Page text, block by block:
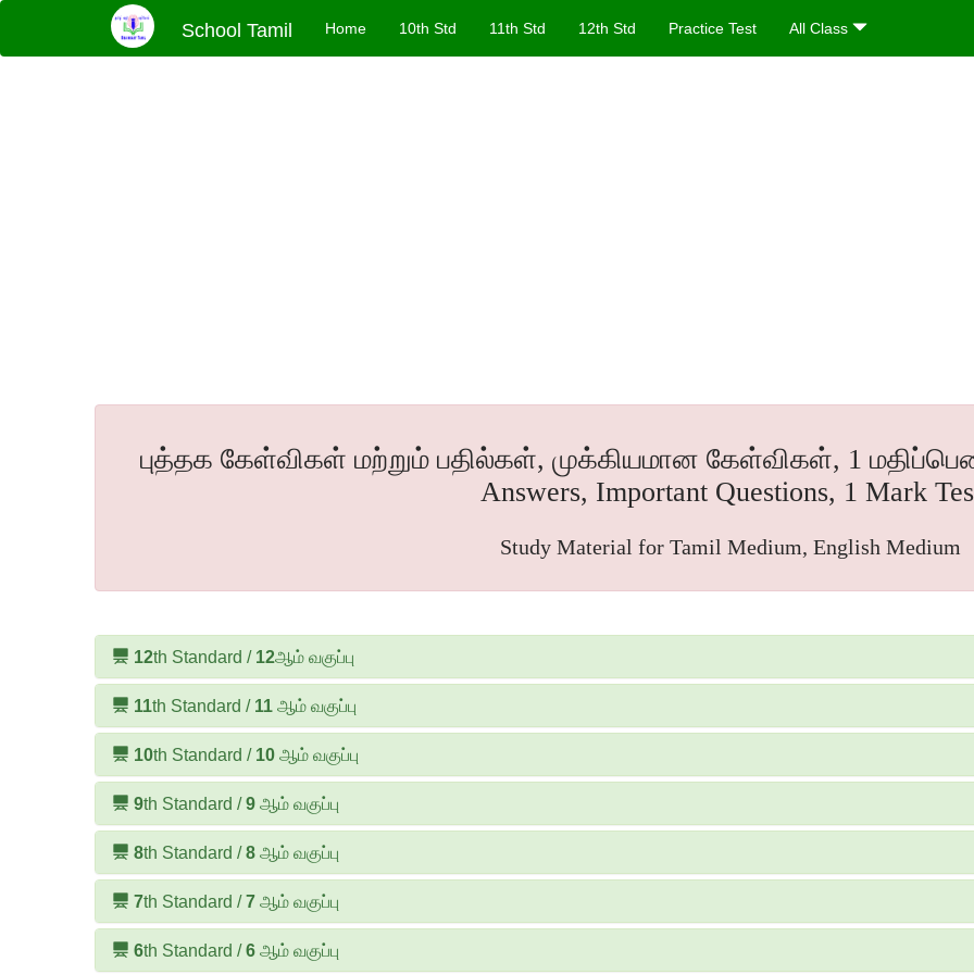
School Tamil Home 10th Std 11th Std 12th Std Practice Test All Class
புத்தக கேள்விகள் மற்றும் பதில்கள், முக்கியமான கேள்விகள், 1 மதிப்பெண்
Answers, Important Questions, 1 Mark
Study Material for Tamil Medium, English Medium
12th Standard / 12ஆம் வகுப்பு
11th Standard / 11 ஆம் வகுப்பு
10th Standard / 10 ஆம் வகுப்பு
9th Standard /9 ஆம் வகுப்பு
8th Standard /8 ஆம் வகுப்பு
7th Standard /7 ஆம் வகுப்பு
6th Standard /6 ஆம் வகுப்பு